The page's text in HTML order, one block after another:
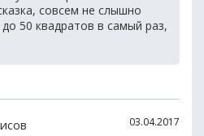
совсем не слышно
50 квадратов в самый раз,
03.04.2017